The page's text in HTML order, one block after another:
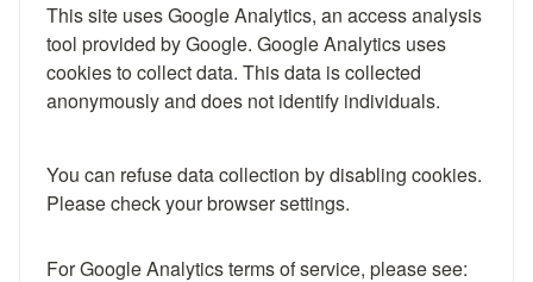
This site uses Google Analytics, an access analysis
tool provided by Google. Google Analytics uses
cookies to collect data. This data is collected
anonymously and does not identify individuals.
You can refuse data collection by disabling cookies.
Please check your browser settings.